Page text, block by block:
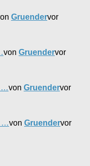
Gruendervor
von Gruendervor
…von Gruendervor
…von Gruendervor